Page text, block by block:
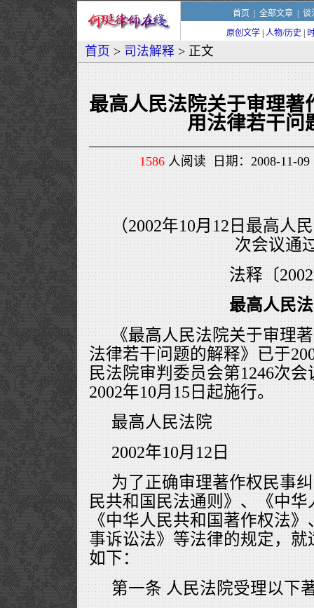
首页 全部文章| 谈
原创文学 人物/历史
首页 > 司法解释 > 正文
最高人民法院关于审理著
用法律若干问
1586人阅读 日期：2008-11-09
（2002年10月12日最高人
次会议通
法释〔
最高人民
《最高人民法院关于审理
法律若干问题的解释》已于
民法院审判委员会第1246次
2002年10月15日起施行。
最高人民法院
2002年10月12日
为了正确审理著作权民事
民共和国民法通则》、《中
《中华人民共和国著作权法
事诉讼法》等法律的规定，
如下：
第一条 人民法院受理以下